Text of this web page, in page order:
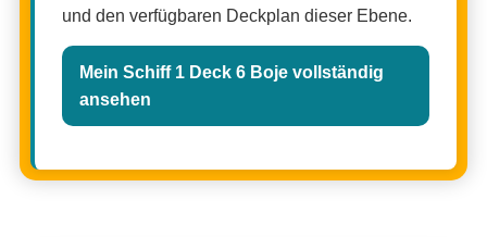
und den verfügbaren Deckplan dieser Ebene.
Mein Schiff 1 Deck 6 Boje vollständig
ansehen